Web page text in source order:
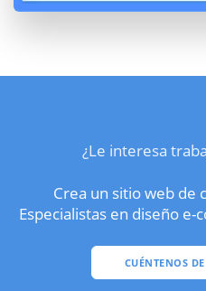
¿Le interesa
Crea un sitio web de
Especialistas en diseño
CUÉNTENOS